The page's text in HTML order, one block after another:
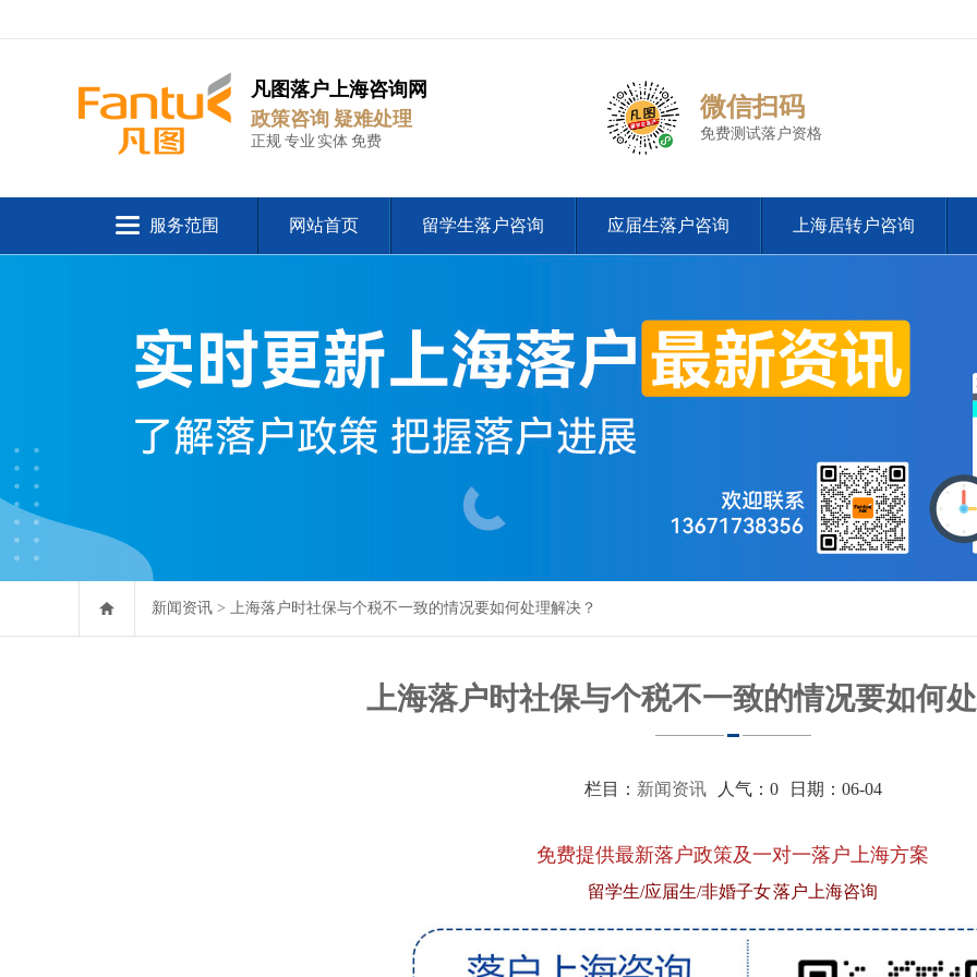
凡图落户上海咨询网
政策咨询 疑难处理
正规 专业 实体 免费
微信扫码
免费测试落户资格
服务范围 网站首页 留学生落户咨询 应届生落户咨询 上海居转户咨询
新闻资讯 > 上海落户时社保与个税不一致的情况要如何处理解决？
上海落户时社保与个税不一致的情况要如何
栏目： 新闻资讯人气： 0日期：06-04
免费提供最新落户政策及一对一落户上海方案
留学生/应届生/非婚子女 落户上海咨询